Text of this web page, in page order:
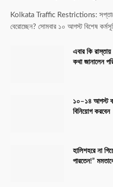
Kolkata Traffic Restrictions:
বেরোচ্ছেন? সোমবার ১০ আগস্ট বিশেষ
এবার কি
কথা জানালেন
১০–১৪ আগস্ট
বিনিয়োগ করবেন
হালিশহরে না
পারতেন!”